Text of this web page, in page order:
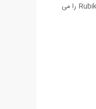
به گونه ای است که نمایی کاملا سه بعدی داشته و طراحی آن هر کسی را شگفت زده کرده و توجه همگان را به خود جلب می کند و بسیار مورد پسند جوانان علاقمند به مد است‏.‏ تی شرت سه بعدی Rubik را می